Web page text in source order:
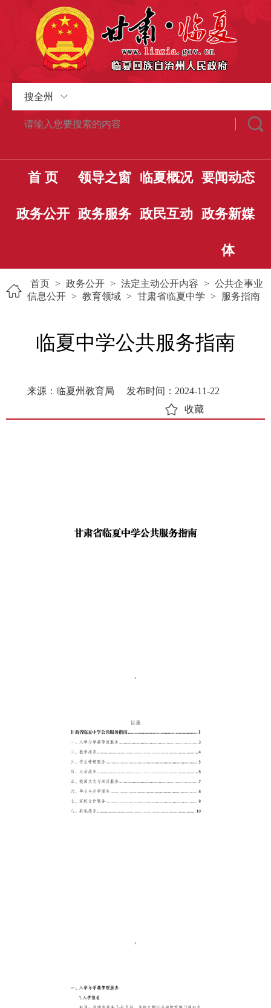
搜全州
首 页 领导之窗 临夏概况 要闻动态
政务公开 政务服务 政民互动 政务新媒
体
首页 > 政务公开 > 法定主动公开内容 > 公共企事业
信息公开 > 教育领域 > 甘肃省临夏中学 > 服务指南
临夏中学公共服务指南
来源：临夏州教育局
发布时间：2024-11-22
收藏